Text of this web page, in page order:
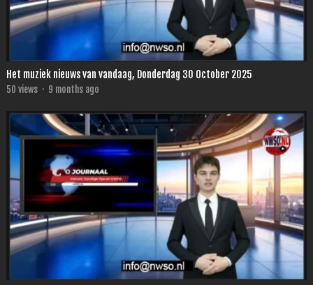
Het muziek nieuws van vandaag, Donderdag 30 October 2025
50 views · 9 months ago